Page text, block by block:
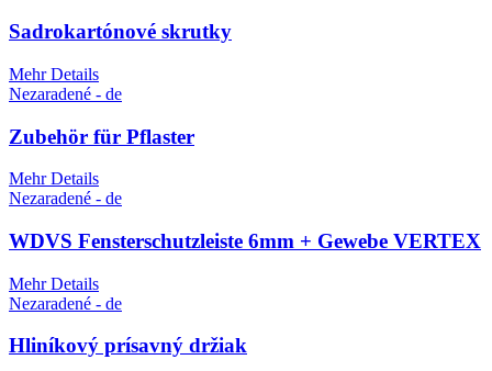
Sadrokartónové skrutky
Mehr Details
Nezaradené - de
Zubehör für Pflaster
Mehr Details
Nezaradené - de
WDVS Fensterschutzleiste 6mm + Gewebe VERTEX
Mehr Details
Nezaradené - de
Hliníkový prísavný držiak